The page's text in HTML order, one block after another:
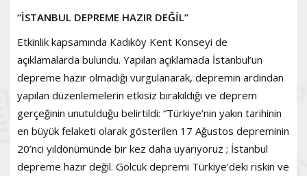
“İSTANBUL DEPREME HAZIR DEĞİL”
Etkinlik kapsamında Kadıköy Kent Konseyi de
açıklamalarda bulundu. Yapılan açıklamada İstanbul’un
depreme hazır olmadığı vurgulanarak, depremin ardından
yapılan düzenlemelerin etkisiz bırakıldığı ve deprem
gerçeğinin unutulduğu belirtildi: “Türkiye’nin yakın tarihinin
en büyük felaketi olarak gösterilen 17 Ağustos depreminin
20’nci yıldönümünde bir kez daha uyarıyoruz ; İstanbul
depreme hazır değil. Gölcük depremi Türkiye’deki riskin ve